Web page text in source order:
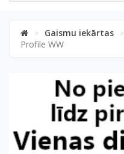
> Gaismu iekārtas >
Profile WW